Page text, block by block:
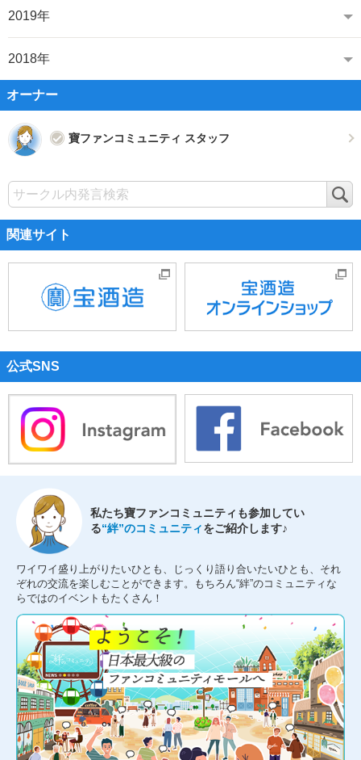
2019年
2018年
オーナー
寶ファンコミュニティ スタッフ
関連サイト
公式SNS
私たち寶ファンコミュニティも参加してい
る“絆”のコミュニティをご紹介します♪
ワイワイ盛り上がりたいひとも、じっくり語り合いたいひとも、それ
ぞれの交流を楽しむことができます。もちろん“絆”のコミュニティな
らではのイベントもたくさん！